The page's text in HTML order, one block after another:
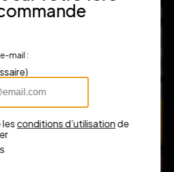
mail :
lesconditions d’utilisationde